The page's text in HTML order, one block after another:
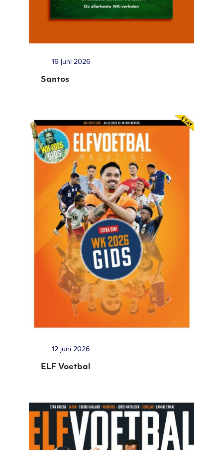
16 juni 2026
Santos
12 juni 2026
ELF Voetbal